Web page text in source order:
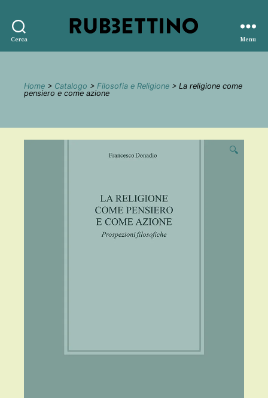
Cerca
editore
Menu
Home > Catalogo > Filosofia e Religione > La religione come
pensiero e come azione
🔍